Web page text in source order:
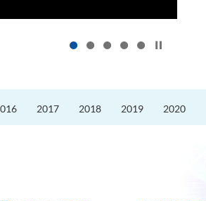
2017 2018 2019 2020